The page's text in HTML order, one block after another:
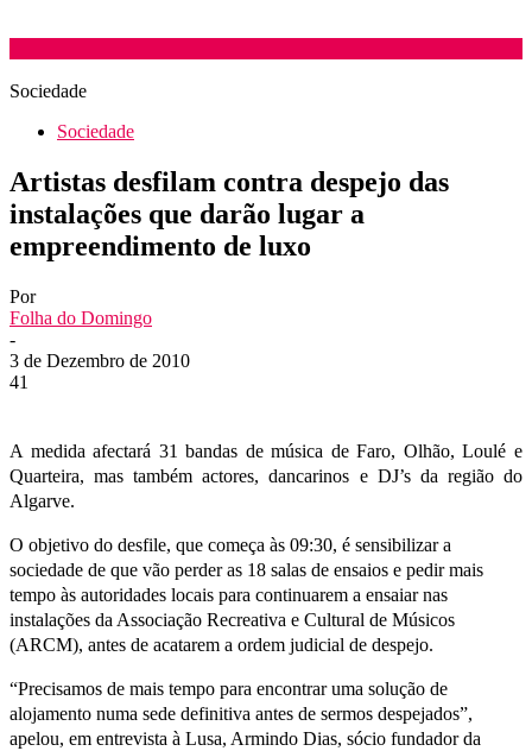
Sociedade
Sociedade
Artistas desfilam contra despejo das
instalações que darão lugar a
empreendimento de luxo
Por
Folha do Domingo
-
3 de Dezembro de 2010
41
A medida afectará 31 bandas de música de Faro, Olhão, Loulé e
Quarteira, mas também actores, dancarinos e DJ’s da região do
Algarve.
O objetivo do desfile, que começa às 09:30, é sensibilizar a
sociedade de que vão perder as 18 salas de ensaios e pedir mais
tempo às autoridades locais para continuarem a ensaiar nas
instalações da Associação Recreativa e Cultural de Músicos
(ARCM), antes de acatarem a ordem judicial de despejo.
“Precisamos de mais tempo para encontrar uma solução de
alojamento numa sede definitiva antes de sermos despejados”,
apelou, em entrevista à Lusa, Armindo Dias, sócio fundador da